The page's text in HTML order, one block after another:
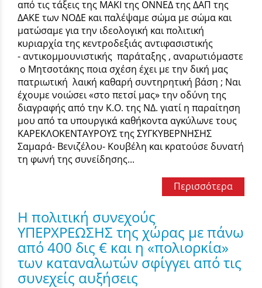
από τις τάξεις της ΜΑΚΙ της ΟΝΝΕΔ της ΔΑΠ της
ΔΑΚΕ των ΝΟΔΕ και παλέψαμε σώμα με σώμα και
ματώσαμε για την ιδεολογική και πολιτική
κυριαρχία της κεντροδεξιάς αντιφασιστικής
- αντικομμουνιστικής παράταξης , αναρωτιόμαστε
ο Μητσοτάκης ποια σχέση έχει με την δική μας
πατριωτική λαική καθαρή συντηρητική βάση ; Ναι
έχουμε νοιώσει «στο πετσί μας» την οδύνη της
διαγραφής από την Κ.Ο. της ΝΔ. γιατί η παραίτηση
μου από τα υπουργικά καθήκοντα αγκύλωνε τους
ΚΑΡΕΚΛΟΚΕΝΤΑΥΡΟΥΣ της ΣΥΓΚΥΒΕΡΝΗΣΗΣ
Σαμαρά- Βενιζέλου- Κουβέλη και κρατούσε δυνατή
τη φωνή της συνείδησης...
Περισσότερα
Η πολιτική συνεχούς
ΥΠΕΡΧΡΕΩΣΗΣ της χώρας με πάνω
από 400 δις € και η «πολιορκία»
των καταναλωτών σφίγγει από τις
συνεχείς αυξήσεις